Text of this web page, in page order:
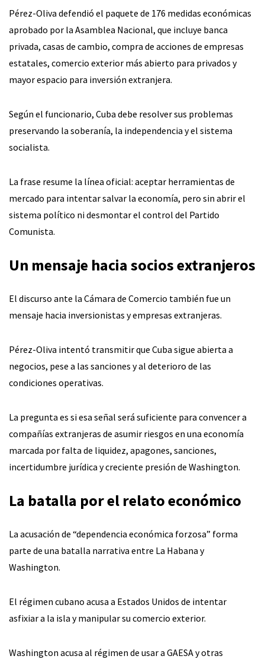
Pérez-Oliva defendió el paquete de 176 medidas económicas
aprobado por la Asamblea Nacional, que incluye banca
privada, casas de cambio, compra de acciones de empresas
estatales, comercio exterior más abierto para privados y
mayor espacio para inversión extranjera.
Según el funcionario, Cuba debe resolver sus problemas
preservando la soberanía, la independencia y el sistema
socialista.
La frase resume la línea oficial: aceptar herramientas de
mercado para intentar salvar la economía, pero sin abrir el
sistema político ni desmontar el control del Partido
Comunista.
Un mensaje hacia socios extranjeros
El discurso ante la Cámara de Comercio también fue un
mensaje hacia inversionistas y empresas extranjeras.
Pérez-Oliva intentó transmitir que Cuba sigue abierta a
negocios, pese a las sanciones y al deterioro de las
condiciones operativas.
La pregunta es si esa señal será suficiente para convencer a
compañías extranjeras de asumir riesgos en una economía
marcada por falta de liquidez, apagones, sanciones,
incertidumbre jurídica y creciente presión de Washington.
La batalla por el relato económico
La acusación de “dependencia económica forzosa” forma
parte de una batalla narrativa entre La Habana y
Washington.
El régimen cubano acusa a Estados Unidos de intentar
asfixiar a la isla y manipular su comercio exterior.
Washington acusa al régimen de usar a GAESA y otras